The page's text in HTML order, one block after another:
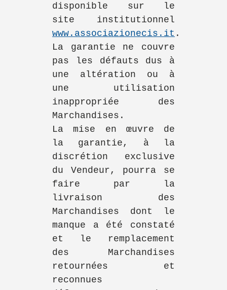
disponible sur le
site institutionnel
www.associazionecis.it .
La garantie ne couvre
pas les défauts dus à
une altération ou à
une utilisation
inappropriée des
Marchandises.
La mise en œuvre de
la garantie, à la
discrétion exclusive
du Vendeur, pourra se
faire par la
livraison des
Marchandises dont le
manque a été constaté
et le remplacement
des Marchandises
retournées et
reconnues